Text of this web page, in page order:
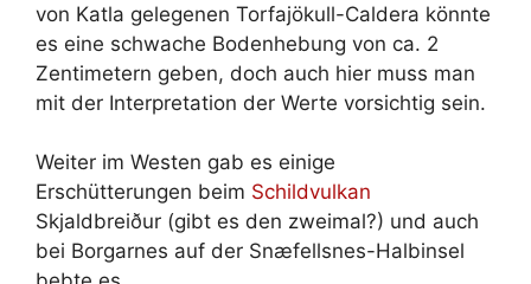
von Katla gelegenen Torfajökull-Caldera könnte
es eine schwache Bodenhebung von ca. 2
Zentimetern geben, doch auch hier muss man
mit der Interpretation der Werte vorsichtig sein.
Weiter im Westen gab es einige
Erschütterungen beim Schildvulkan
Skjaldbreiður (gibt es den zweimal?) und auch
bei Borgarnes auf der Snæfellsnes-Halbinsel